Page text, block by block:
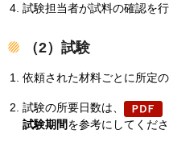
試験担当者が試料の確認を
（2）試験
依頼された材料ごとに所定の
試験の所要日数は、
試験期間を参考にしてくださ